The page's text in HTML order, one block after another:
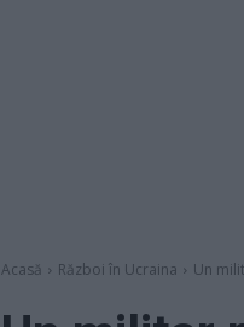
Acasă Război în Ucraina Un